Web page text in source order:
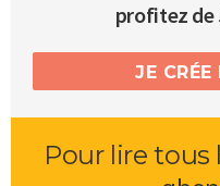
profitez de
JE
Pour lire